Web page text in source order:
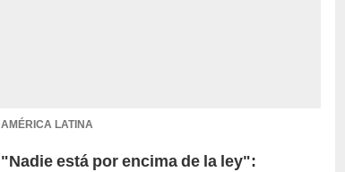
AMÉRICA LATINA
"Nadie está por encima de la ley":